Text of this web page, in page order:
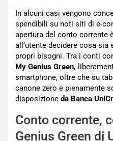
In alcuni casi vengono
spendibili su noti siti di e-
apertura del conto corrente
all’utente decidere cosa
propri bisogni. Tra i conti
My Genius Green,
smartphone, oltre che su
canone zero e pienamente
disposizione da Banca
Conto corrente,
Genius Green di